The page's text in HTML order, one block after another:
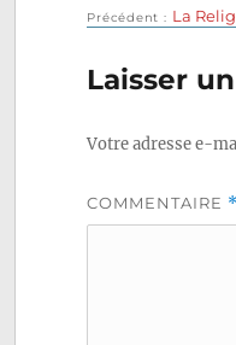
de
l’article
Précédent La
Laisser
Votre adresse e-
COMMENTAIRE *